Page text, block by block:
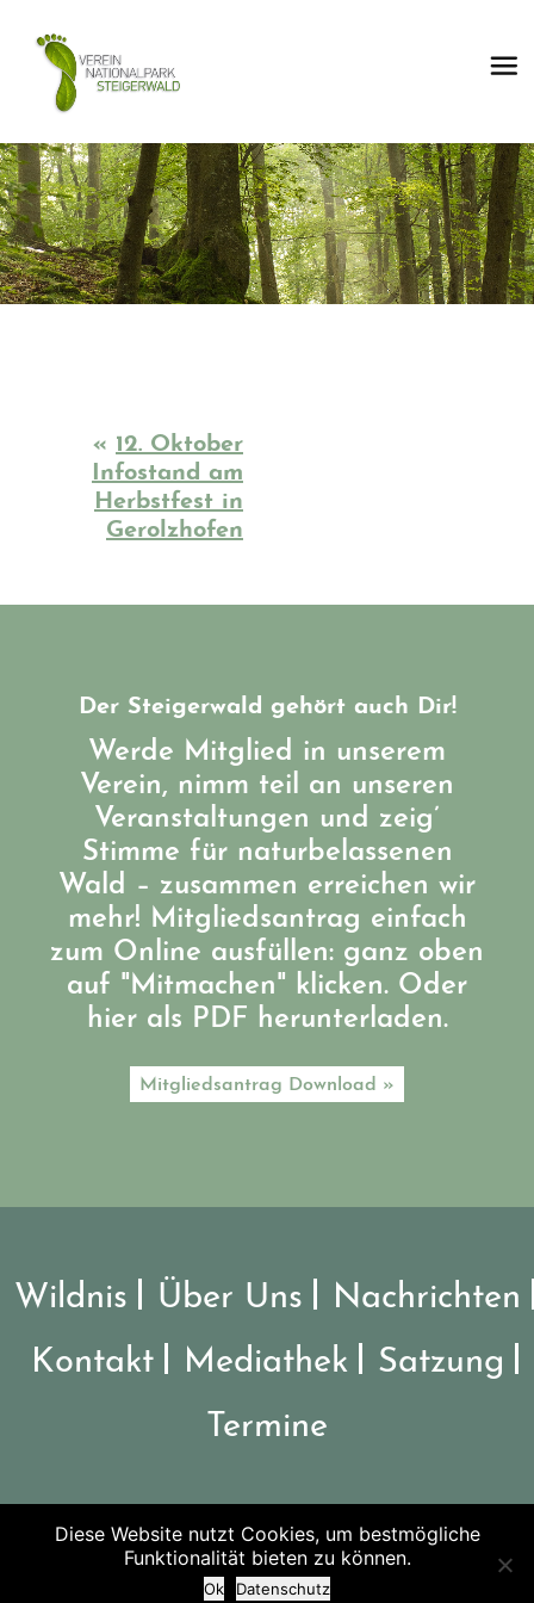
« 12. Oktober
Infostand am
Herbstfest in
Gerolzhofen
Der Steigerwald gehört auch Dir!
Werde Mitglied in unserem
Verein, nimm teil an unseren
Veranstaltungen und zeig’
Stimme für naturbelassenen
Wald – zusammen erreichen wir
mehr! Mitgliedsantrag einfach
zum Online ausfüllen: ganz oben
auf "Mitmachen" klicken. Oder
hier als PDF herunterladen.
Mitgliedsantrag Download »
Wildnis Über Uns
Nachrichten
Kontakt
Mediathek
Satzung
Termine
©2026 Verein Nationalpark Steigerwald
Diese Website nutzt Cookies, um bestmögliche
Funktionalität bieten zu können.
Ok Datenschutz